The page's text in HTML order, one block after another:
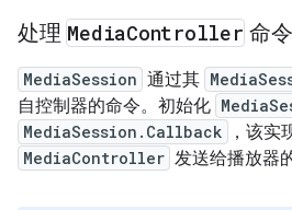
处理 MediaController 命令
MediaSession 通过其
自控制器的命令。初始化
MediaSession.Callback ，该实
MediaController 发送给播放器